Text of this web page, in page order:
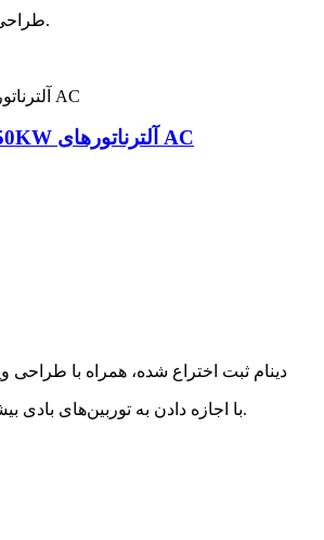
۳. طراحی ویژه استاتور و روتور، گشتاور مقاومت راه اندازی کم، اتلاف حرارت خوب.
ژنراتور آهنربای دائم بدون گیربکس FLTXNY POWER 1KW – 50KW آلترناتورهای AC
دینام ثبت اختراع شده، همراه با طراحی
با اجازه دادن به توربین‌های بادی بیشتر و ژنراتور، ویژگی‌های تطبیق خوبی دارد، واحد با قابلیت اطمینان کار می‌کند.